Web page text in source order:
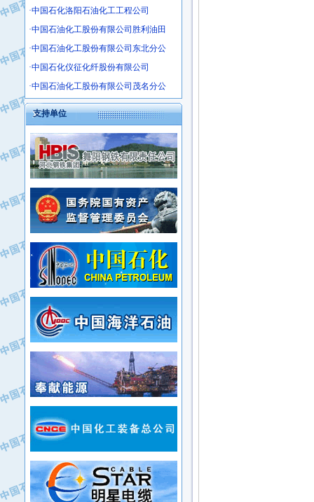
·南石力天传动件有限公司
·浙江瑞普环境技术有限公司
·华北石油新大禹环保设备有限公司
·河北翼凌机械制造总厂
·萍乡市庞泰化工填料有限公司
·实华(天津)国际贸易有限公司
·上海宝钢商贸有限公司
·辽河石油勘探局总机械厂
·正泰集团
·华北油田科达开发有限公司
·上海高桥电缆（集团）有限公司
·中石化西南石油局井下工程处
·大庆油田石油专用设备有限公司
·江苏丹化集团有限责任公司
·中核苏阀科技实业股份有限公司
·山特电子（深圳）有限公司
·常州市中兴石油化工助剂有限公司
·姜堰市三联助剂有限公司
·四川中光高技术研究所有限责任公司
·江苏天安防雷工程有限责任公司
·山东东营胜利工业园区
·自贡五洲防腐安装有限公司
·中国石化洛阳石油化工工程公司
·中国石油化工股份有限公司胜利油田
·中国石油化工股份有限公司东北分公
·中国石化仪征化纤股份有限公司
·中国石油化工股份有限公司茂名分公
支持单位
·中国石化茂名石化分公司
·中国石油大港油田分公司
·中油油气勘探软件国家工程研究中心
·西安长庆钻宇集团咸阳石化有限公司
·新疆新冠控制系统工程有限公司
·新疆安维消防设施器材有限公司
·华北石油津工机械制造有限公司
·中国石化茂名石化分公司
·上海山武控制仪表有限公司
·上海赛科石油化工有限责任公司
·河北卓唯钢管制造有限公司
·上海高桥石化
·中国石化扬子石油化工股份有限公司
·中国石化上海石油化工股份有限公司
·中国石油长庆油田分公司
·中国石油宁夏石化分公司